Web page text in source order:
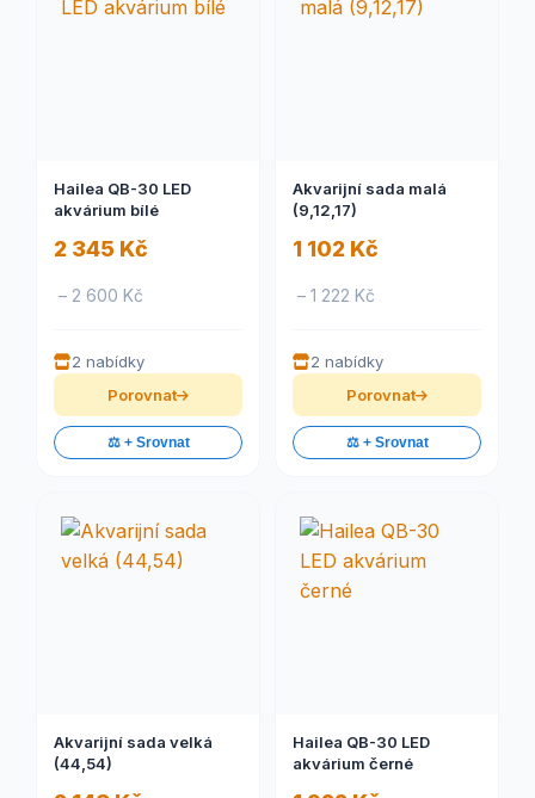
Hailea QB-30 LED
akvárium bílé
2 345 Kč
– 2 600 Kč
2 nabídky
Porovnat
⚖️ + Srovnat
Akvarijní sada malá
(9,12,17)
1 102 Kč
– 1 222 Kč
2 nabídky
Porovnat
⚖️ + Srovnat
Akvarijní sada velká
(44,54)
Hailea QB-30 LED
akvárium černé